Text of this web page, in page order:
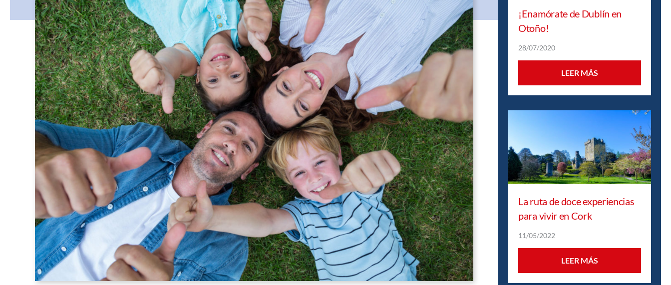
¡Enamórate de Dublín en
Otoño!
28/07/2020
LEER MÁS
La ruta de doce experiencias
para vivir en Cork
11/05/2022
LEER MÁS